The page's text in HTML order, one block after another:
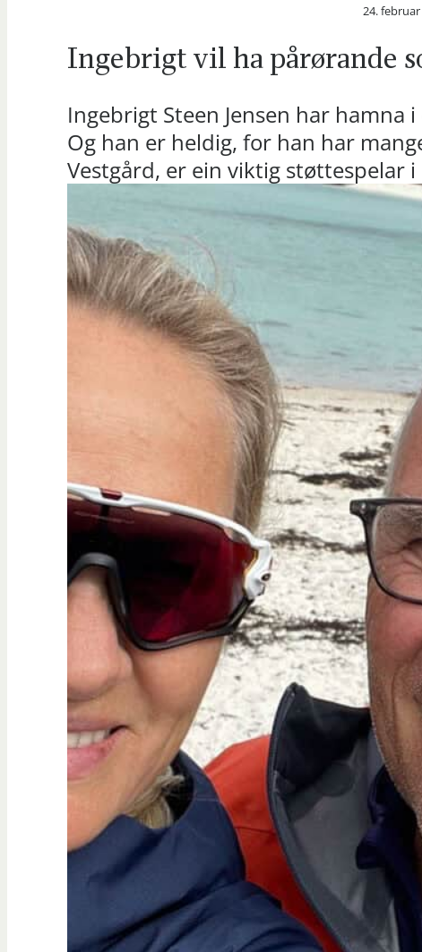
24. februar
Ingebrigt vil ha pårørande
Ingebrigt Steen Jensen har
Og han er heldig, for han har
Vestgård, er ein viktig støttespelar i